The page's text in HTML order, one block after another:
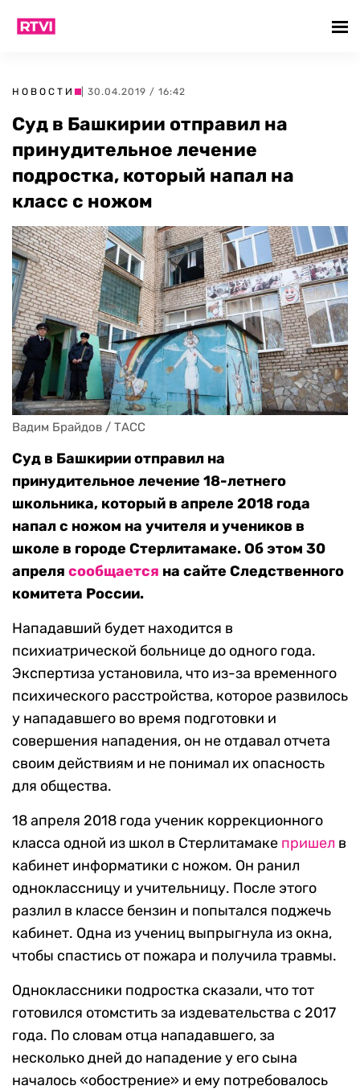
НОВОСТИ | 30.04.2019 / 16:42
Суд в Башкирии отправил на
принудительное лечение
подростка, который напал на
класс с ножом
Вадим Брайдов / ТАСС
Суд в Башкирии отправил на
принудительное лечение 18-летнего
школьника, который в апреле 2018 года
напал с ножом на учителя и учеников в
школе в городе Стерлитамаке. Об этом 30
апреля сообщается на сайте Следственного
комитета России.
Нападавший будет находится в
психиатрической больнице до одного года.
Экспертиза установила, что из-за временного
психического расстройства, которое развилось
у нападавшего во время подготовки и
совершения нападения, он не отдавал отчета
своим действиям и не понимал их опасность
для общества.
18 апреля 2018 года ученик коррекционного
класса одной из школ в Стерлитамаке пришел в
кабинет информатики с ножом. Он ранил
одноклассницу и учительницу. После этого
разлил в классе бензин и попытался поджечь
кабинет. Одна из учениц выпрыгнула из окна,
чтобы спастись от пожара и получила травмы.
Одноклассники подростка сказали, что тот
готовился отомстить за издевательства с 2017
года. По словам отца нападавшего, за
несколько дней до нападение у его сына
началось «обострение» и ему потребовалось